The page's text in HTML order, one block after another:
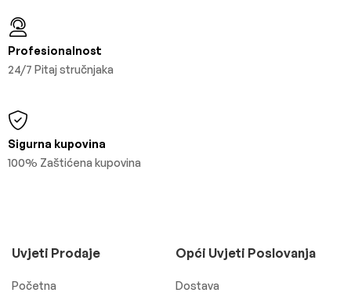
Profesionalnost
24/7 Pitaj stručnjaka
Sigurna kupovina
100% Zaštićena kupovina
Uvjeti Prodaje
Početna
Opći Uvjeti Poslovanja
Dostava